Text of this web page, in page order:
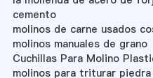
cemento
molinos de carne usados
molinos manuales de grano
Cuchillas Para Molino
molinos para triturar